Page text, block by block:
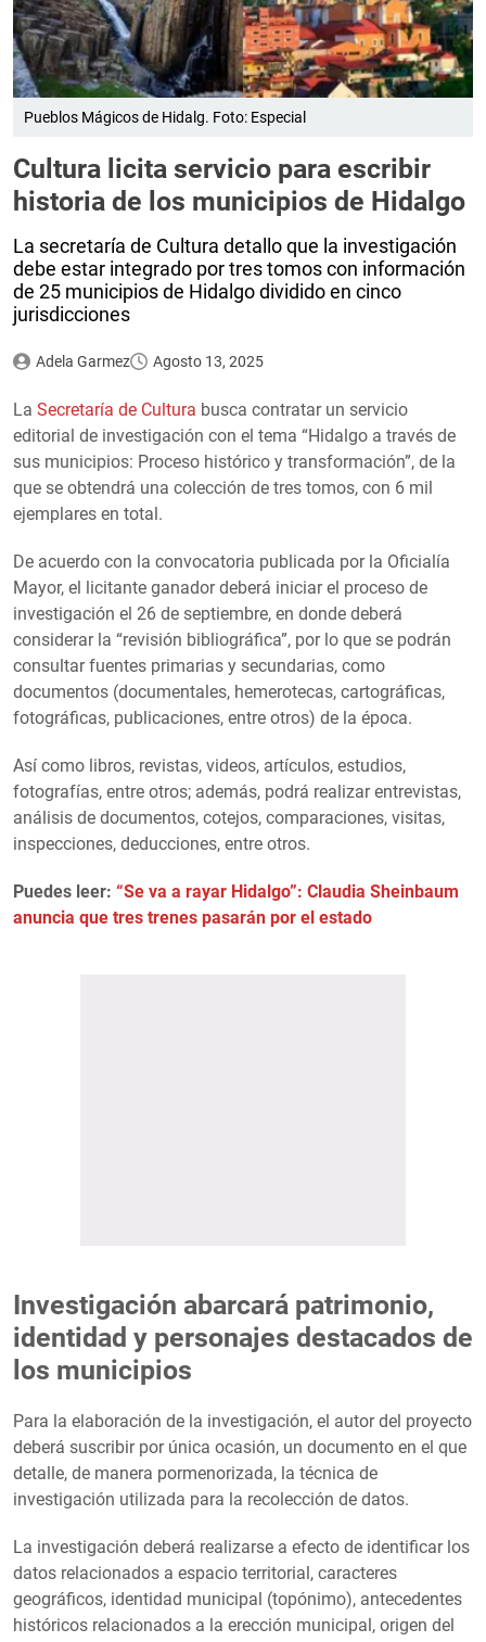
Pueblos Mágicos de Hidalg. Foto: Especial
Cultura licita servicio para escribir
historia de los municipios de Hidalgo
La secretaría de Cultura detallo que la investigación
debe estar integrado por tres tomos con información
de 25 municipios de Hidalgo dividido en cinco
jurisdicciones
Adela Garmez Agosto 13, 2025
La Secretaría de Cultura busca contratar un servicio
editorial de investigación con el tema “Hidalgo a través de
sus municipios: Proceso histórico y transformación”, de la
que se obtendrá una colección de tres tomos, con 6 mil
ejemplares en total.
De acuerdo con la convocatoria publicada por la Oficialía
Mayor, el licitante ganador deberá iniciar el proceso de
investigación el 26 de septiembre, en donde deberá
considerar la “revisión bibliográfica”, por lo que se podrán
consultar fuentes primarias y secundarias, como
documentos (documentales, hemerotecas, cartográficas,
fotográficas, publicaciones, entre otros) de la época.
Así como libros, revistas, videos, artículos, estudios,
fotografías, entre otros; además, podrá realizar entrevistas,
análisis de documentos, cotejos, comparaciones, visitas,
inspecciones, deducciones, entre otros.
Puedes leer: “Se va a rayar Hidalgo”: Claudia Sheinbaum
anuncia que tres trenes pasarán por el estado
Investigación abarcará patrimonio,
identidad y personajes destacados de
los municipios
Para la elaboración de la investigación, el autor del proyecto
deberá suscribir por única ocasión, un documento en el que
detalle, de manera pormenorizada, la técnica de
investigación utilizada para la recolección de datos.
La investigación deberá realizarse a efecto de identificar los
datos relacionados a espacio territorial, caracteres
geográficos, identidad municipal (topónimo), antecedentes
históricos relacionados a la erección municipal, origen del